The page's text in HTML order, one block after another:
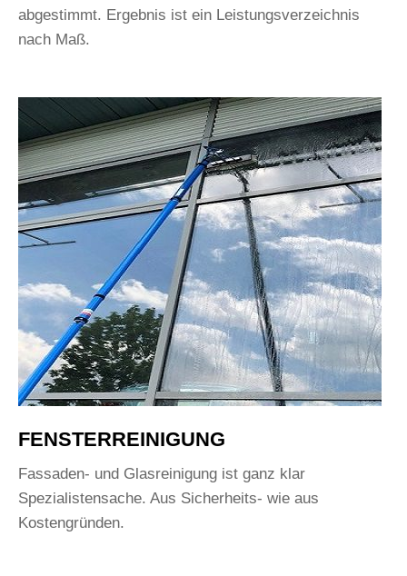
abgestimmt. Ergebnis ist ein Leistungsverzeichnis
nach Maß.
FENSTERREINIGUNG
Fassaden- und Glasreinigung ist ganz klar
Spezialistensache. Aus Sicherheits- wie aus
Kostengründen.